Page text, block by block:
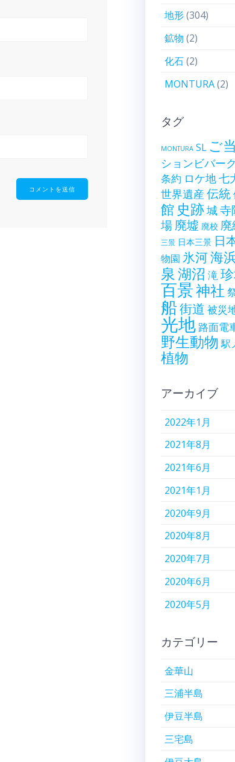
地形(304)
鉱物 (2)
化石(2)
MONTURA(2)
タグ
MONTURA SL ご
ションビバーク
条約 ロケ地七
世界遺産 伝統
館 史跡城寺
場 廃墟 廃校 廃
三景 日本三景 日
物園 氷河海
泉湖沼 滝
百景神社
船街道 被災
光地 路面電
野生動物 駅
植物
アーカイブ
2022年1月
2021年8月
2021年6月
2021年1月
2020年9月
2020年8月
2020年7月
2020年6月
2020年5月
カテゴリー
金華山
三浦半島
伊豆半島
三宅島